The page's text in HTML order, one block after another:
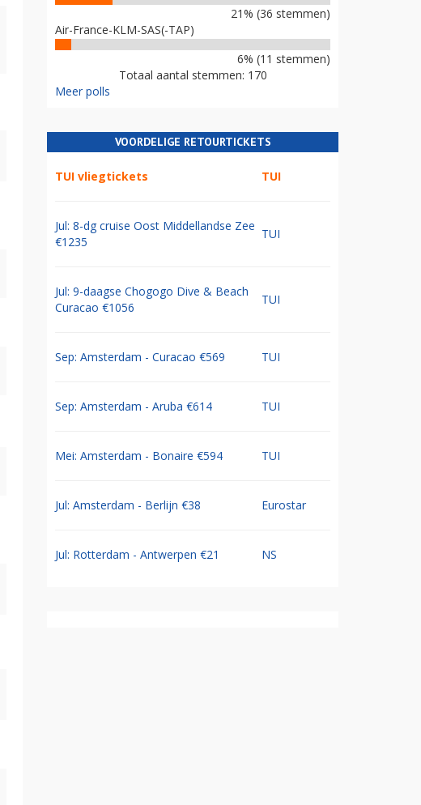
21% (36 stemmen)
Air-France-KLM-SAS(-TAP)
6% (11 stemmen)
Totaal aantal stemmen: 170
Meer polls
VOORDELIGE RETOURTICKETS
TUI vliegtickets TUI
Jul: 8-dg cruise Oost Middellandse Zee
€1235
TUI
Jul: 9-daagse Chogogo Dive & Beach
Curacao €1056
TUI
Sep: Amsterdam - Curacao €569 TUI
Sep: Amsterdam - Aruba €614 TUI
Mei: Amsterdam - Bonaire €594 TUI
Jul: Amsterdam - Berlijn €38 Eurostar
Jul: Rotterdam - Antwerpen €21 NS